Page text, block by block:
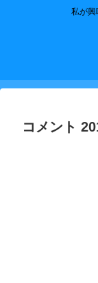
私が興
コメント